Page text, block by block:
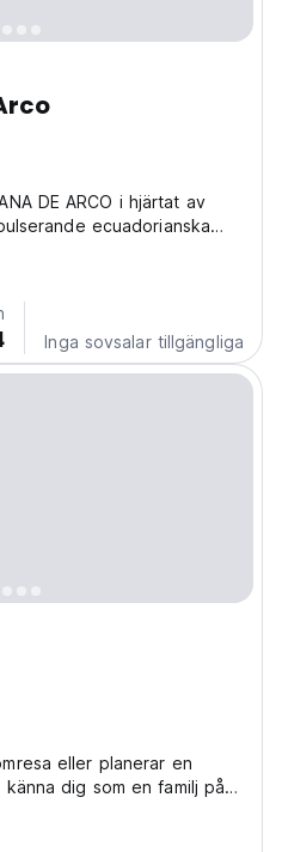
DE ARCO i hjärtat av
ecuadorianska
oe1-05. Vi är din idealiska
stadens underverk....
Inga sovsalar tillgängliga
eller planerar en
dig som en familj på